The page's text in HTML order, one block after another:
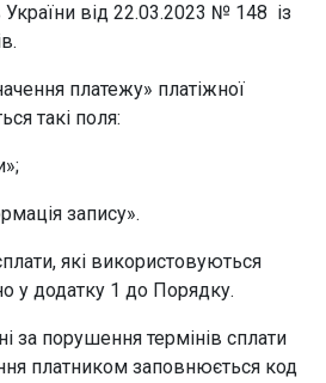
України від 22.03.2023 № 148 із
платежу» платіжної
такі поля:
запису».
які використовуються
у додатку 1 до Порядку.
за порушення термінів сплати
платником заповнюється код